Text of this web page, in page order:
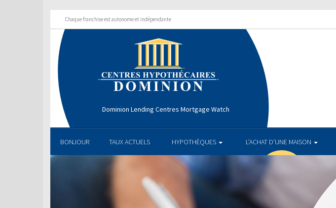
Chaque franchise est autonome et indépendante
Dominion Lending Centres Mortgage Watch
BONJOUR TAUX ACTUELS HYPOTHÈQUES L’ACHAT D’UNE MAISON